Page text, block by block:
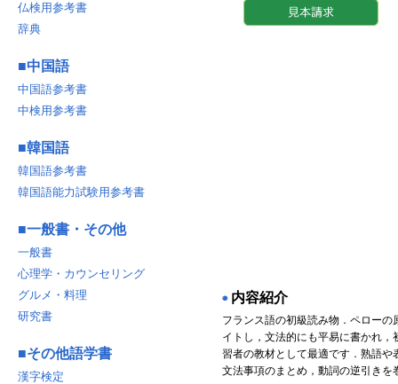
◉ 内容紹介
フランス語の初級読み物．ペローの
イトし，文法的にも平易に書かれ，
習者の教材として最適です．熟語や
文法事項のまとめ，動詞の逆引きを
仏検用参考書
辞典
■中国語
中国語参考書
中検用参考書
■韓国語
韓国語参考書
韓国語能力試験用参考書
■一般書・その他
一般書
心理学・カウンセリング
グルメ・料理
研究書
■その他語学書
漢字検定